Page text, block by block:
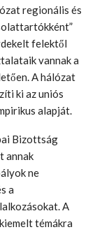
regionális és
felektől
vannak a
A hálózat
ki az uniós
alapját.
Bizottság
annak
ne
a
A
témákra